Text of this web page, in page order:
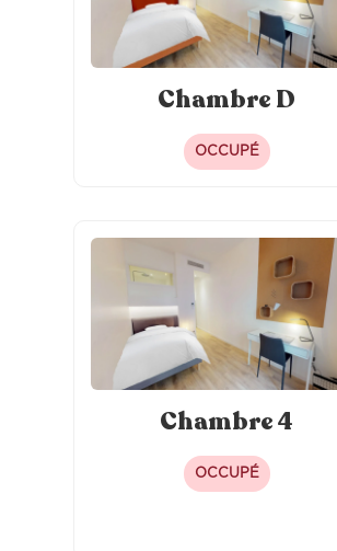
Chambre D
OCCUPÉ
Chambre 4
OCCUPÉ